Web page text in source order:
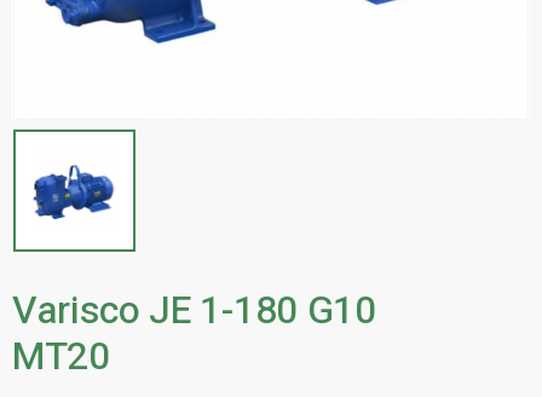
Varisco JE 1-180 G10
MT20